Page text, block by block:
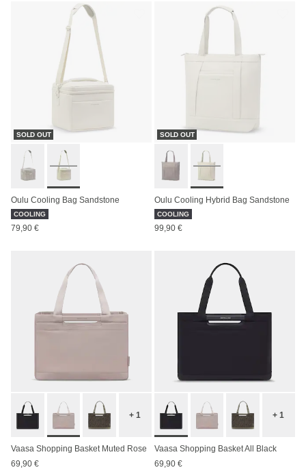
SOLD OUT
Oulu Cooling Bag Sandstone
COOLING
79,90 €
SOLD OUT
Oulu Cooling Hybrid Bag Sandstone
COOLING
99,90 €
+ 1
Vaasa Shopping Basket Muted Rose
69,90 €
+ 1
Vaasa Shopping Basket All Black
69,90 €